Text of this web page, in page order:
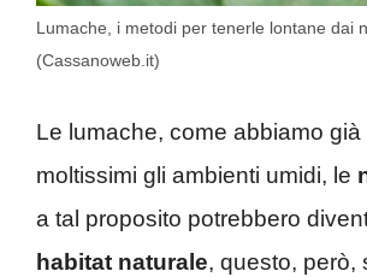
Lumache, i metodi per tenerle lontane dai
(Cassanoweb.it)
Le lumache, come abbiamo
moltissimi gli ambienti umidi, le
a tal proposito potrebbero
habitat naturale, questo, però,